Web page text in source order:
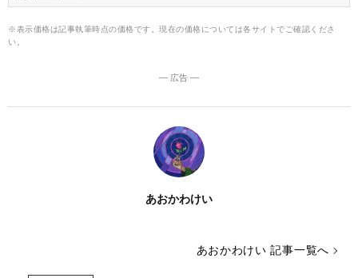
※表示価格は記事執筆時点の価格です。現在の価格については各サイトでご確認くださ
い。
― 広告 ―
あおかわけい
あおかわけい 記事一覧へ